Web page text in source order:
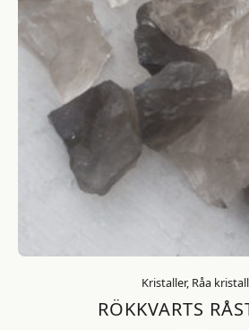
Kristaller, Råa
RÖKKVARTS